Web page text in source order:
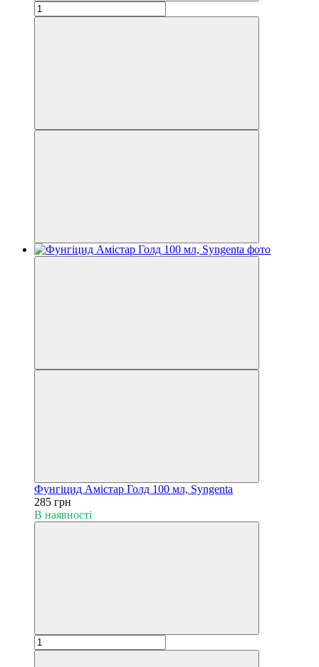
Фунгіцид Амістар Голд 100 мл, Syngenta
285 грн
В наявності